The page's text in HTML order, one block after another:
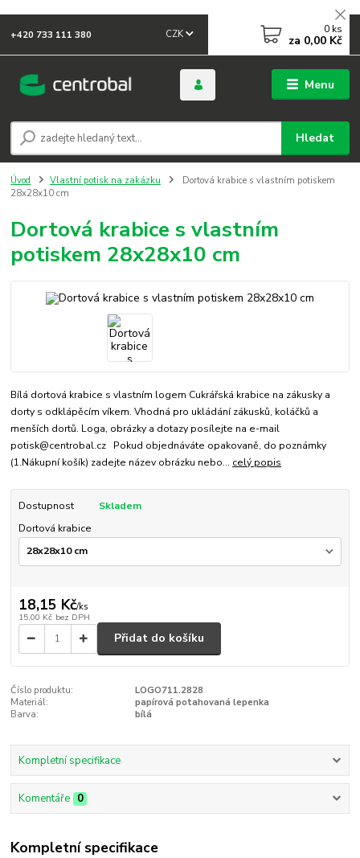
Menu
CZK
Hledat
+420 733 111 380 0 ks
za 0,00 Kč
Úvod Vlastní potisk na zakázku
Dortová krabice s vlastním potiskem
28x28x10 cm
Dortová krabice s vlastním
potiskem 28x28x10 cm
Bílá dortová krabice s vlastním logem Cukrářská krabice na zákusky a
dorty s odklápěcím víkem. Vhodná pro ukládání zákusků, koláčků a
menších dortů. Loga, obrázky a dotazy posílejte na e-mail
potisk@centrobal.cz Pokud objednáváte opakovaně, do poznámky
(1.Nákupní košík) zadejte název obrázku nebo... celý popis
Dostupnost
Skladem
Dortová krabice
18,15 Kč/ks
15,00 Kč bez DPH
Přidat do košíku
Číslo produktu:
LOGO711.2828
Materiál:
papírová potahovaná lepenka
Barva:
bílá
Kompletní specifikace
Komentáře 0
Kompletní specifikace